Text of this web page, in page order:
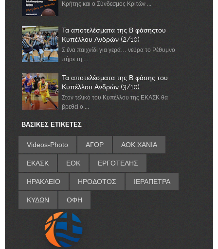
Κρήτης και ο Σύνδεσμος Κριτών ...
Τα αποτελέσματα της Β φάσηςτου
Κυπέλλου Ανδρών (2/10)
Σ ένα παιχνίδι για γερά… νεύρα το Ρέθυμνο
πήρε τη ...
Τα αποτελέσματα της Β φάσης του
Κυπέλλου Ανδρών (3/10)
Στον τελικό του Κυπέλλου της ΕΚΑΣΚ θα
βρεθεί ο ...
ΒΑΣΙΚΕΣ ΕΤΙΚΕΤΕΣ
Videos-Photo ΑΓΟΡ ΑΟΚ ΧΑΝΙΑ
ΕΚΑΣΚ ΕΟΚ ΕΡΓΟΤΕΛΗΣ
ΗΡΑΚΛΕΙΟ ΗΡΟΔΟΤΟΣ ΙΕΡΑΠΕΤΡΑ
ΚΥΔΩΝ ΟΦΗ